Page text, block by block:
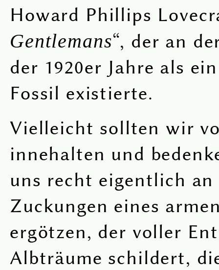
Howard Phillips
Gentlemans“, der an
der 1920er Jahre als
Fossil existierte.
Vielleicht sollten wir
innehalten und
uns recht eigentlich an
Zuckungen eines
ergötzen, der voller
Albträume schildert,